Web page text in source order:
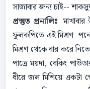
সাজাবার জন্য চাই--
প্রস্তুত প্রনালিঃ
ফুলকপিতে এই মিশ্রণ
মিশ্রণ থেকে বার করে
পাত্রে ময়দা, বেকিং
ধীরে জল মিশিয়ে একটা